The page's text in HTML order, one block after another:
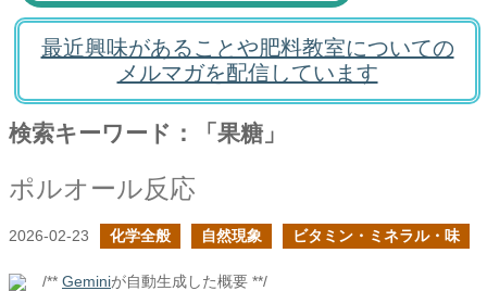
最近興味があることや肥料教室についての
メルマガを配信しています
検索キーワード：「果糖」
ポルオール反応
2026-02-23 化学全般 自然現象 ビタミン・ミネラル・味
/** Geminiが自動生成した概要 **/